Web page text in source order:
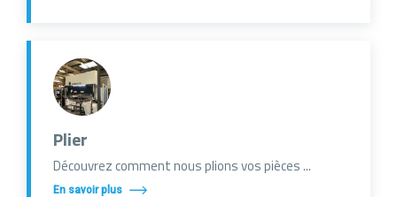
Plier
Découvrez comment nous plions vos pièces ...
En savoir plus